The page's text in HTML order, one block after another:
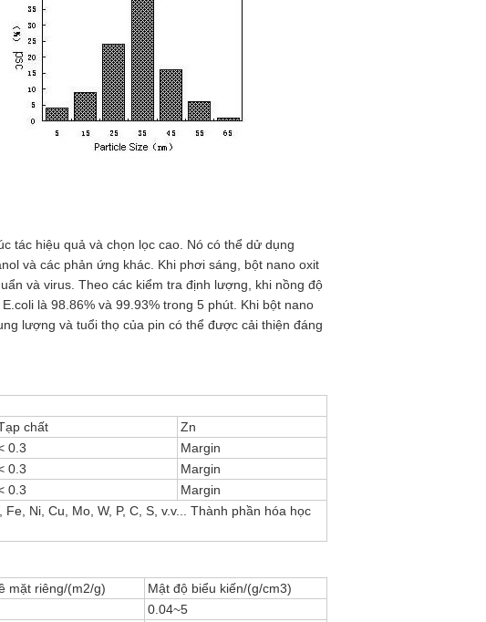
tác hiệu quả và chọn lọc cao. Nó có thể dử dụng
và các phản ứng khác. Khi phơi sáng, bột nano oxit
và virus. Theo các kiểm tra định lượng, khi nồng độ
là 98.86% và 99.93% trong 5 phút. Khi bột nano
lượng và tuổi thọ của pin có thể được cải thiện đáng
chất
Zn
0.3
Margin
0.3
Margin
0.3
Margin
Ni, Cu, Mo, W, P, C, S, v.v... Thành phần hóa học
mặt riêng/(m2/g)
Mật độ biểu kiến/(g/cm3)
0.04~5